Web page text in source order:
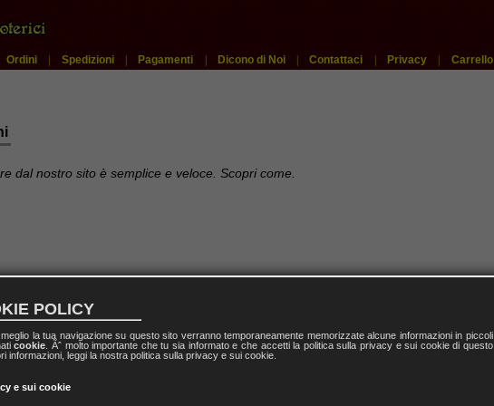
Ordini | Spedizioni | Pagamenti | Dicono di Noi | Contattaci | Privacy | Carrello
dal nostro sito è semplice e veloce. Scopri come.
POLICY
la tua navigazione su questo sito verranno temporaneamente memorizzate alcune informazioni in piccoli
cookie . Ãˆ molto importante che tu sia informato e che accetti la politica sulla privacy e sui cookie di questo
informazioni, leggi la nostra politica sulla privacy e sui cookie.
e sui cookie